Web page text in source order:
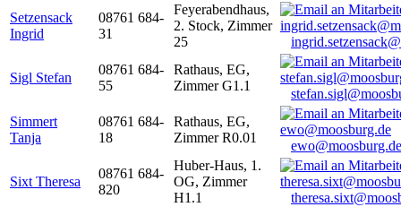
Setzensack
Ingrid
08761 684-
31
Feyerabendhaus,
2. Stock, Zimmer
25
Sigl Stefan
08761 684-
55
Rathaus, EG,
Zimmer G1.1
Simmert
Tanja
08761 684-
18
Rathaus, EG,
Zimmer R0.01
ewo@moosburg.de
Sixt Theresa
08761 684-
820
Huber-Haus, 1.
OG, Zimmer
H1.1